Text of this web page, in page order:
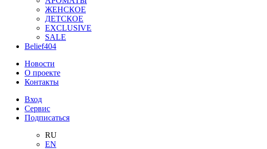
ЖЕНСКОЕ
ДЕТСКОЕ
EXCLUSIVE
SALE
Belief404
Новости
О проекте
Контакты
Вход
Сервис
Подписаться
RU
EN